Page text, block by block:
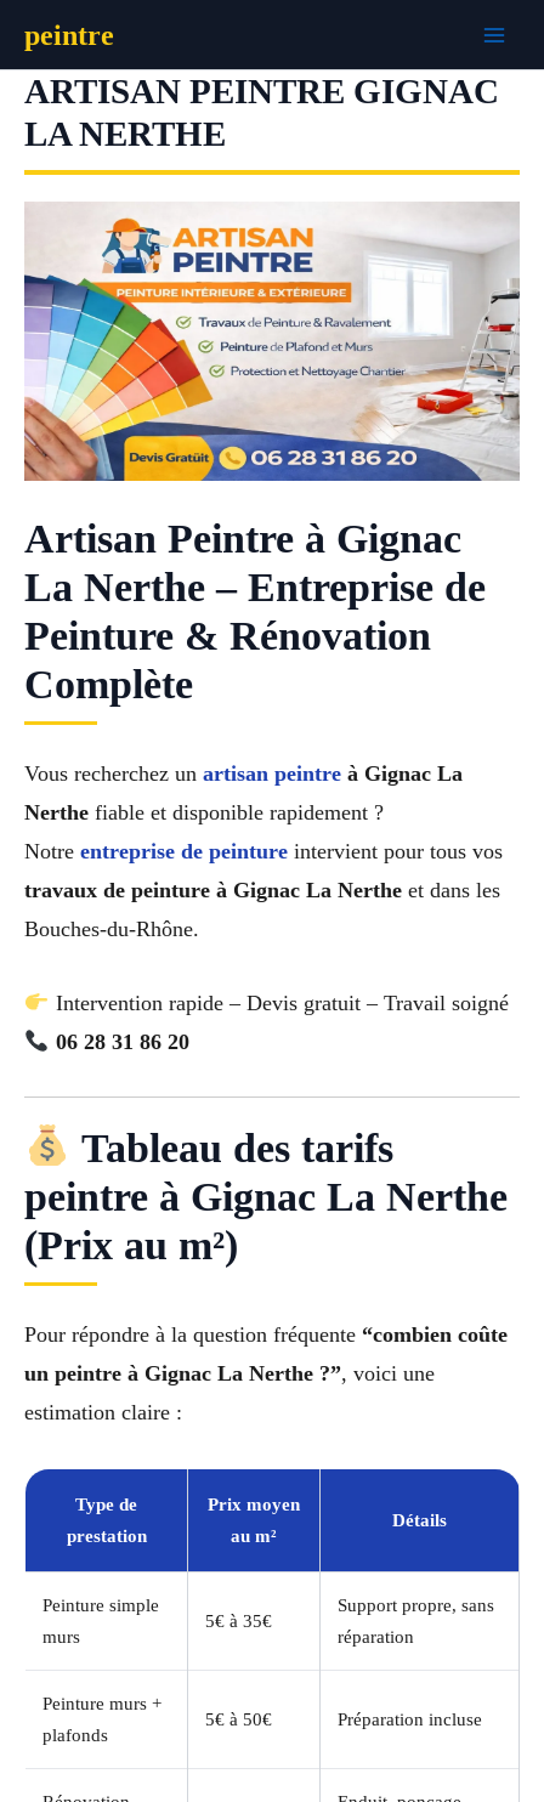
contenu
peintre
ARTISAN PEINTRE GIGNAC
LA NERTHE
Artisan Peintre à Gignac
La Nerthe – Entreprise de
Peinture & Rénovation
Complète
Vous recherchez un artisan peintre à Gignac La
Nerthe fiable et disponible rapidement ?
Notre entreprise de peinture intervient pour tous vos
travaux de peinture à Gignac La Nerthe et dans les
Bouches-du-Rhône.
Intervention rapide – Devis gratuit – Travail soigné
06 28 31 86 20
Tableau des tarifs
peintre à Gignac La Nerthe
(Prix au m²)
Pour répondre à la question fréquente “combien coûte
un peintre à Gignac La Nerthe ?”, voici une
estimation claire :
Type de
prestation
Prix moyen
au m²
Détails
Peinture simple
murs
5€ à 35€
Support propre, sans
réparation
Peinture murs +
plafonds
5€ à 50€ Préparation incluse